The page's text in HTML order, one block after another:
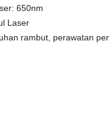
650nm
Laser
rambut, perawatan